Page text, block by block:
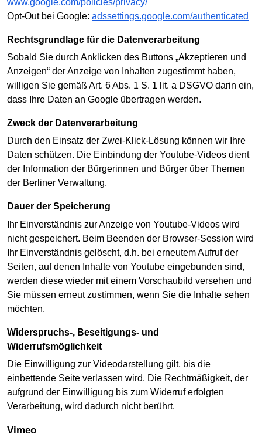
Opt-Out bei Google: adssettings.google.com/authenticated
Rechtsgrundlage für die Datenverarbeitung
Sobald Sie durch Anklicken des Buttons „Akzeptieren und
Anzeigen“ der Anzeige von Inhalten zugestimmt haben,
willigen Sie gemäß Art. 6 Abs. 1 S. 1 lit. a DSGVO darin ein,
dass Ihre Daten an Google übertragen werden.
Zweck der Datenverarbeitung
Durch den Einsatz der Zwei-Klick-Lösung können wir Ihre
Daten schützen. Die Einbindung der Youtube-Videos dient
der Information der Bürgerinnen und Bürger über Themen
der Berliner Verwaltung.
Dauer der Speicherung
Ihr Einverständnis zur Anzeige von Youtube-Videos wird
nicht gespeichert. Beim Beenden der Browser-Session wird
Ihr Einverständnis gelöscht, d.h. bei erneutem Aufruf der
Seiten, auf denen Inhalte von Youtube eingebunden sind,
werden diese wieder mit einem Vorschaubild versehen und
Sie müssen erneut zustimmen, wenn Sie die Inhalte sehen
möchten.
Widerspruchs-, Beseitigungs- und
Widerrufsmöglichkeit
Die Einwilligung zur Videodarstellung gilt, bis die
einbettende Seite verlassen wird. Die Rechtmäßigkeit, der
aufgrund der Einwilligung bis zum Widerruf erfolgten
Verarbeitung, wird dadurch nicht berührt.
Vimeo